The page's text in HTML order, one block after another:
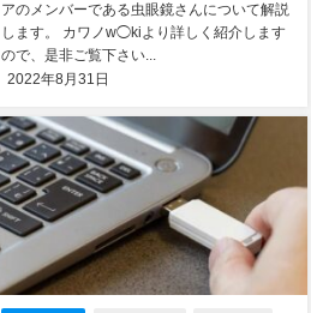
アのメンバーである虫眼鏡さんについて解説
します。 カワノw◯kiより詳しく紹介します
ので、是非ご覧下さい...
2022年8月31日